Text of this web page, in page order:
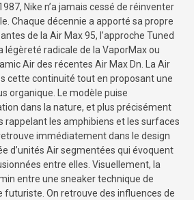
Nike n’a jamais cessé de réinventer
Chaque décennie a apporté sa propre
de la Air Max 95, l’approche Tuned
légèreté radicale de la VaporMax ou
Air des récentes Air Max Dn. La Air
cette continuité tout en proposant une
organique. Le modèle puise
dans la nature, et plus précisément
rappelant les amphibiens et les surfaces
immédiatement dans le design
d’unités Air segmentées qui évoquent
entre elles. Visuellement, la
entre une sneaker technique de
futuriste. On retrouve des influences de